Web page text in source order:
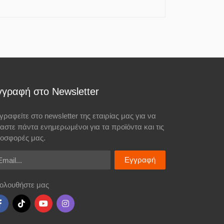
στο Newsletter
στο newsletter της εταιρίας μας για να
πάντα ενημερωμένοι για τα προϊόντα και τις
μας.
Εγγραφή
μας